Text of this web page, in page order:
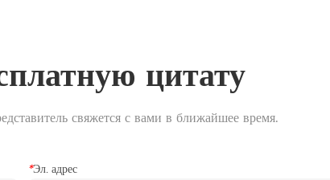
цитату
свяжется с вами в ближайшее время.
*Эл. адрес